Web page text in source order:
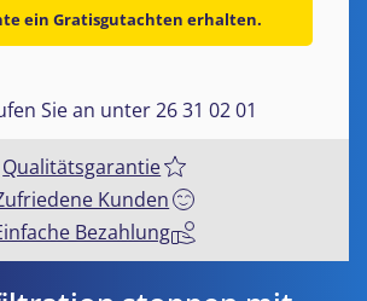
ein Gratisgutachten erhalten.
Sie an unter 26 31 02 01
Qualitätsgarantie
Kunden
Bezahlung